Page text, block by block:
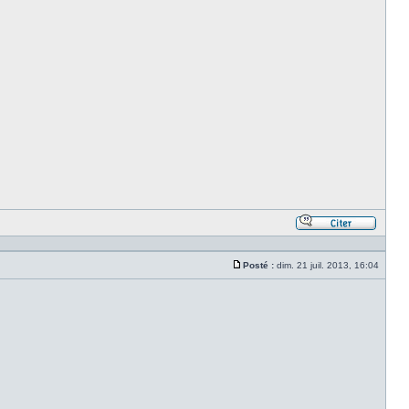
le
Posté : dim. 21 juil. 2013, 16:04